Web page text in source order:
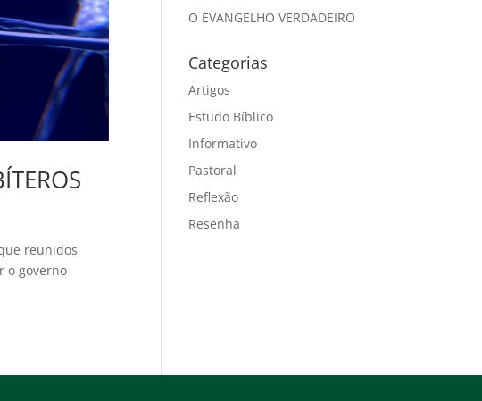
reunidos
o governo
O EVANGELHO VERDADEIRO
Categorias
Artigos
Estudo Bíblico
Informativo
Pastoral
Reflexão
Resenha